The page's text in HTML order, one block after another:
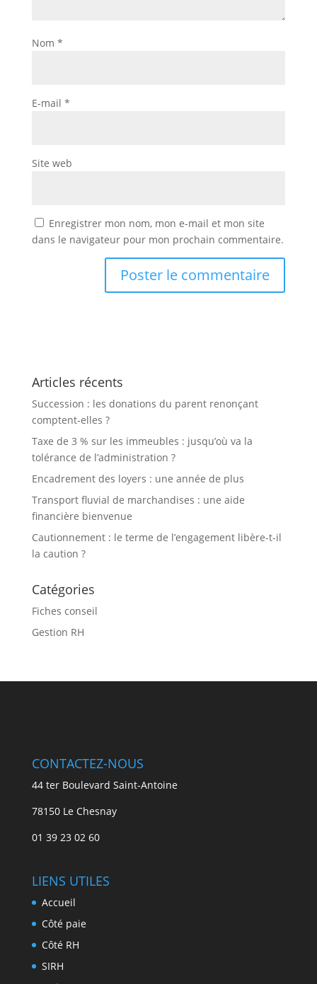
Nom *
E-mail *
Site web
Enregistrer mon nom, mon e-mail et mon site
dans le navigateur pour mon prochain commentaire.
Articles récents
Succession : les donations du parent renonçant
comptent-elles ?
Taxe de 3 % sur les immeubles : jusqu’où va la
tolérance de l’administration ?
Encadrement des loyers : une année de plus
Transport fluvial de marchandises : une aide
financière bienvenue
Cautionnement : le terme de l’engagement libère-t-il
la caution ?
Catégories
Fiches conseil
Gestion RH
CONTACTEZ-NOUS
44 ter Boulevard Saint-Antoine
78150 Le Chesnay
01 39 23 02 60
LIENS UTILES
Accueil
Côté paie
Côté RH
SIRH